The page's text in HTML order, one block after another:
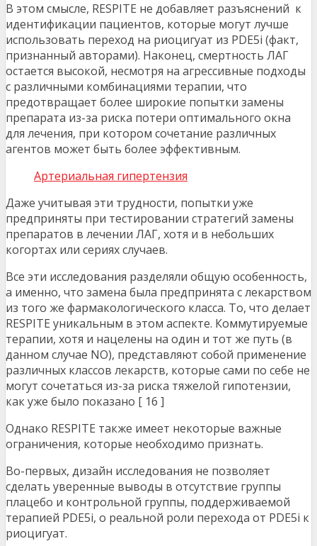
В этом смысле, RESPITE не добавляет разъяснений к
идентификации пациентов, которые могут лучше
использовать переход на риоцигуат из PDE5i (факт,
признанный авторами). Наконец, смертность ЛАГ
остается высокой, несмотря на агрессивные подходы
с различными комбинациями терапии, что
предотвращает более широкие попытки замены
препарата из-за риска потери оптимального окна
для лечения, при котором сочетание различных
агентов может быть более эффективным.
Артериальная гипертензия
Даже учитывая эти трудности, попытки уже
предприняты при тестировании стратегий замены
препаратов в лечении ЛАГ, хотя и в небольших
когортах или сериях случаев.
Все эти исследования разделяли общую особенность,
а именно, что замена была предпринята с лекарством
из того же фармакологического класса. То, что делает
RESPITE уникальным в этом аспекте. Коммутируемые
терапии, хотя и нацелены на один и тот же путь (в
данном случае NO), представляют собой применение
различных классов лекарств, которые сами по себе не
могут сочетаться из-за риска тяжелой гипотензии,
как уже было показано [ 16 ]
Однако RESPITE также имеет некоторые важные
ограничения, которые необходимо признать.
Во-первых, дизайн исследования не позволяет
сделать уверенные выводы в отсутствие группы
плацебо и контрольной группы, поддерживаемой
терапией PDE5i, о реальной роли перехода от PDE5i к
риоцигуат.